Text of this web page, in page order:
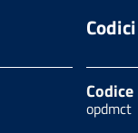
Codice
opdmct